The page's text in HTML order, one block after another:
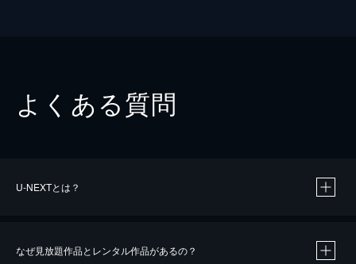
よくある質問
U-NEXTとは？
なぜ見放題作品とレンタル作品があるの？